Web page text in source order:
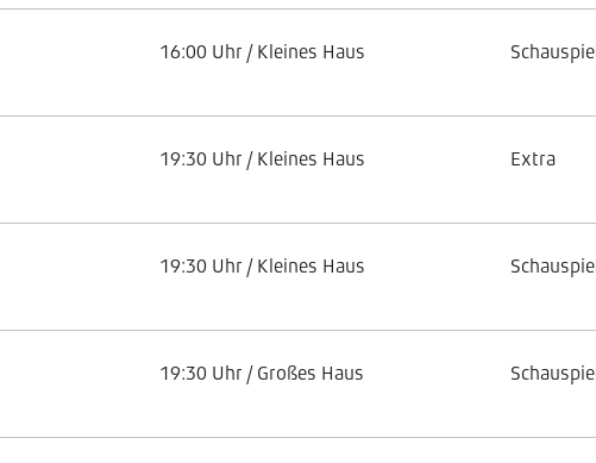
16:00 Uhr / Kleines Haus Schauspiel
19:30 Uhr / Kleines Haus Extra
19:30 Uhr / Kleines Haus Schauspiel
19:30 Uhr / Großes Haus Schauspiel